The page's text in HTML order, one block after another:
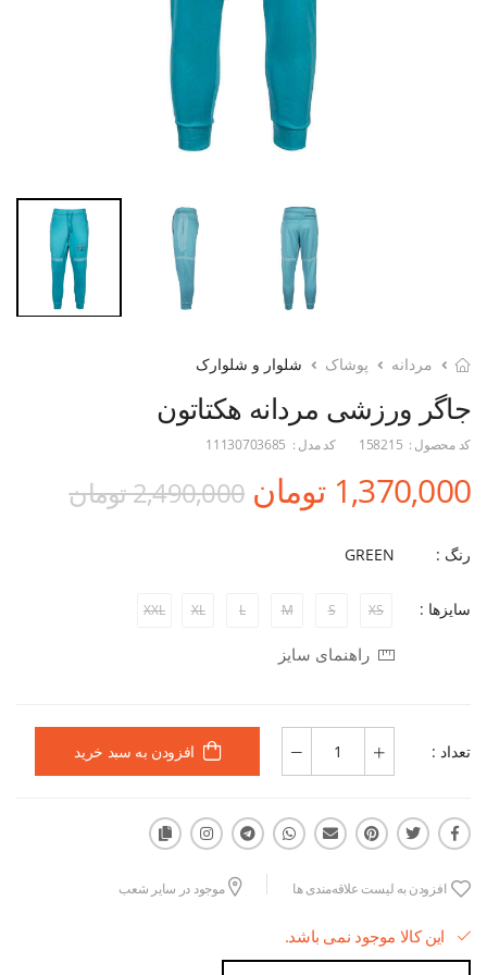
مردانه پوشاک شلوار و شلوارک
جاگر ورزشی مردانه هکتاتون
کد محصول : 158215 کد مدل : 11130703685
1,370,000 تومان 2,490,000 تومان
رنگ : GREEN
سایزها : XS
S
M
L
XL
XXL
راهنمای سایز
تعداد : افزودن به سبد خرید
افزودن به لیست علاقه‌مندی ها موجود در سایر شعب
این کالا موجود نمی باشد.